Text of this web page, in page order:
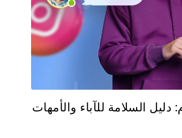
السلامة للآباء والأمهات